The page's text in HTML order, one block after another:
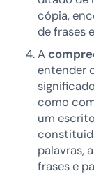
cópia,
de frases
A
entender
como
um
palavras,
frases e